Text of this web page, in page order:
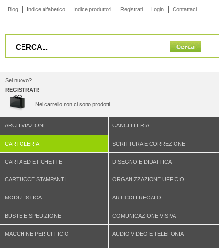
Blog Indice alfabetico Indice produttori Registrati Login Contattaci
Sei nuovo?
REGISTRATI!
Nel carrello non ci sono prodotti.
ARCHIVIAZIONE CANCELLERIA
CARTOLERIA SCRITTURA E CORREZIONE
CARTA ED ETICHETTE DISEGNO E DIDATTICA
CARTUCCE STAMPANTI ORGANIZZAZIONE UFFICIO
MODULISTICA ARTICOLI REGALO
BUSTE E SPEDIZIONE COMUNICAZIONE VISIVA
MACCHINE PER UFFICIO AUDIO VIDEO E TELEFONIA